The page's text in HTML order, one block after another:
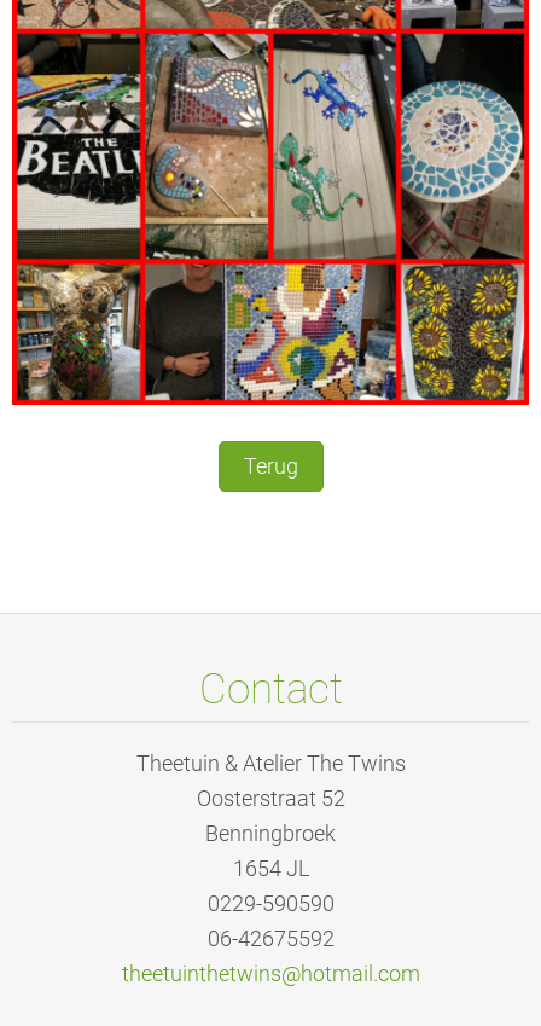
Terug
Contact
Theetuin & Atelier The Twins
Oosterstraat 52
Benningbroek
1654 JL
0229-590590
06-42675592
theetuinthetwins@hotmail .com